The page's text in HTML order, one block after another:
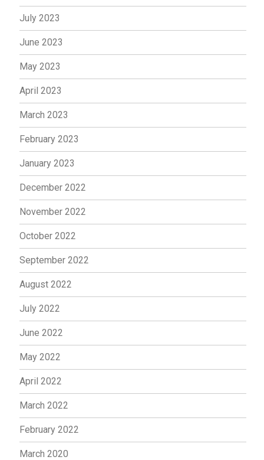
July 2023
June 2023
May 2023
April 2023
March 2023
February 2023
January 2023
December 2022
November 2022
October 2022
September 2022
August 2022
July 2022
June 2022
May 2022
April 2022
March 2022
February 2022
March 2020